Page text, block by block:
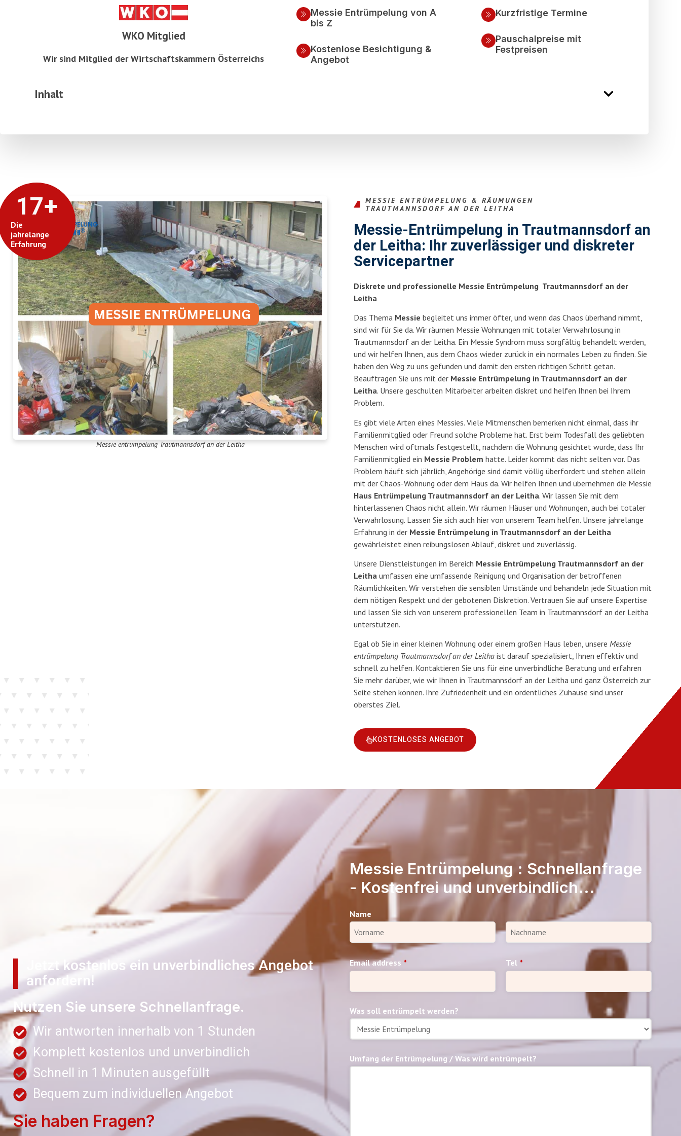
WKO Mitglied
Wir sind Mitglied der Wirtschaftskammern Österreichs
Messie Entrümpelung von A
bis Z
Kostenlose Besichtigung &
Angebot
Kurzfristige Termine
Pauschalpreise mit
Festpreisen
Inhalt
Die
jahrelange
Erfahrung
17+
Messie entrümpelung Trautmannsdorf an der Leitha
MESSIE ENTRÜMPELUNG & RÄUMUNGEN
TRAUTMANNSDORF AN DER LEITHA
Messie-Entrümpelung in Trautmannsdorf an
der Leitha: Ihr zuverlässiger und diskreter
Servicepartner
Diskrete und professionelle Messie Entrümpelung Trautmannsdorf an der
Leitha
Das Thema Messie begleitet uns immer öfter, und wenn das Chaos überhand nimmt,
sind wir für Sie da. Wir räumen Messie Wohnungen mit totaler Verwahrlosung in
Trautmannsdorf an der Leitha. Ein Messie Syndrom muss sorgfältig behandelt werden,
und wir helfen Ihnen, aus dem Chaos wieder zurück in ein normales Leben zu finden. Sie
haben den Weg zu uns gefunden und damit den ersten richtigen Schritt getan.
Beauftragen Sie uns mit der Messie Entrümpelung in Trautmannsdorf an der
Leitha. Unsere geschulten Mitarbeiter arbeiten diskret und helfen Ihnen bei Ihrem
Problem.
Es gibt viele Arten eines Messies. Viele Mitmenschen bemerken nicht einmal, dass ihr
Familienmitglied oder Freund solche Probleme hat. Erst beim Todesfall des geliebten
Menschen wird oftmals festgestellt, nachdem die Wohnung gesichtet wurde, dass Ihr
Familienmitglied ein Messie Problem hatte. Leider kommt das nicht selten vor. Das
Problem häuft sich jährlich, Angehörige sind damit völlig überfordert und stehen allein
mit der Chaos-Wohnung oder dem Haus da. Wir helfen Ihnen und übernehmen die Messie
Haus Entrümpelung Trautmannsdorf an der Leitha. Wir lassen Sie mit dem
hinterlassenen Chaos nicht allein. Wir räumen Häuser und Wohnungen, auch bei totaler
Verwahrlosung. Lassen Sie sich auch hier von unserem Team helfen. Unsere jahrelange
Erfahrung in der Messie Entrümpelung in Trautmannsdorf an der Leitha
gewährleistet einen reibungslosen Ablauf, diskret und zuverlässig.
Unsere Dienstleistungen im Bereich Messie Entrümpelung Trautmannsdorf an der
Leitha umfassen eine umfassende Reinigung und Organisation der betroffenen
Räumlichkeiten. Wir verstehen die sensiblen Umstände und behandeln jede Situation mit
dem nötigen Respekt und der gebotenen Diskretion. Vertrauen Sie auf unsere Expertise
und lassen Sie sich von unserem professionellen Team in Trautmannsdorf an der Leitha
unterstützen.
Egal ob Sie in einer kleinen Wohnung oder einem großen Haus leben, unsere Messie
entrümpelung Trautmannsdorf an der Leitha ist darauf spezialisiert, Ihnen effektiv und
schnell zu helfen. Kontaktieren Sie uns für eine unverbindliche Beratung und erfahren
Sie mehr darüber, wie wir Ihnen in Trautmannsdorf an der Leitha und ganz Österreich zur
Seite stehen können. Ihre Zufriedenheit und ein ordentliches Zuhause sind unser
oberstes Ziel.
KOSTENLOSES ANGEBOT
Jetzt kostenlos ein unverbindliches Angebot
anfordern!
Nutzen Sie unsere Schnellanfrage.
Wir antworten innerhalb von 1 Stunden
Komplett kostenlos und unverbindlich
Schnell in 1 Minuten ausgefüllt
Bequem zum individuellen Angebot
Sie haben Fragen?
Messie Entrümpelung : Schnellanfrage
- Kostenfrei und unverbindlich...
Name
Email address * Tel *
Was soll entrümpelt werden?
Umfang der Entrümpelung / Was wird entrümpelt?